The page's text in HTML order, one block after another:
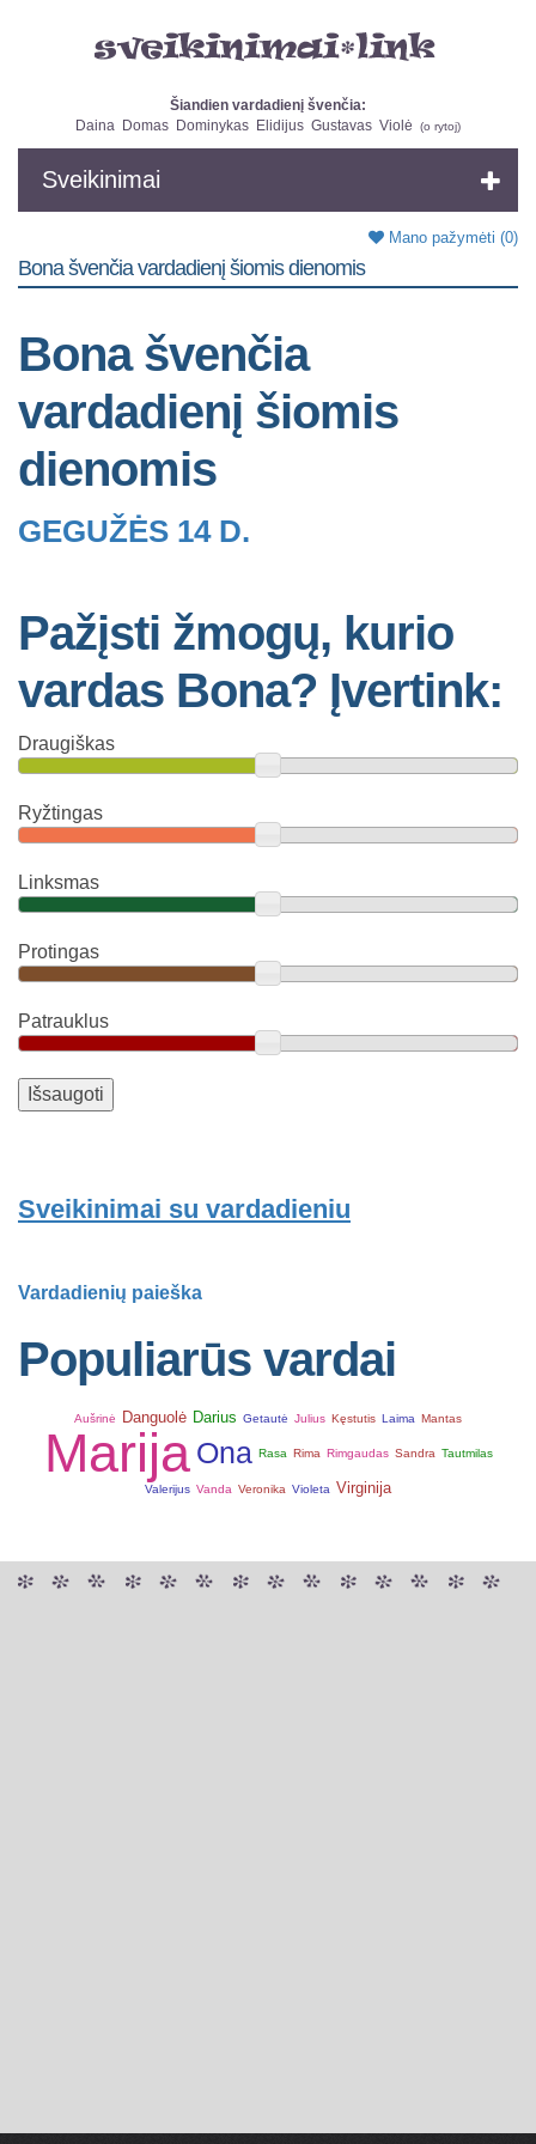
Šiandien vardadienį švenčia:
Daina Domas Dominykas Elidijus Gustavas Violė (o rytoj)
Sveikinimai
Mano pažymėti (0)
Bona švenčia vardadienį šiomis dienomis
Bona švenčia
vardadienį šiomis
dienomis
GEGUŽĖS 14 D.
Pažįsti žmogų, kurio
vardas Bona? Įvertink:
Draugiškas
Ryžtingas
Linksmas
Protingas
Patrauklus
Sveikinimai su vardadieniu
Vardadienių paieška
Populiarūs vardai
Aušrinė Danguolė Darius Getautė Julius Kęstutis Laima Mantas
Marija Ona Rasa Rima Rimgaudas Sandra Tautmilas
Valerijus Vanda Veronika Violeta Virginija